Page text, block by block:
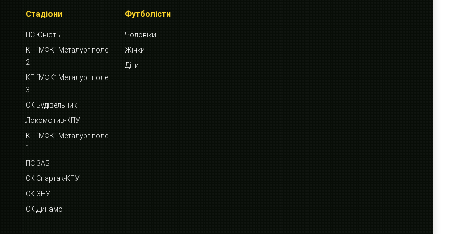
Стадіони
ПС Юність
КП “МФК” Металург поле
2
КП “МФК” Металург поле
3
СК Будівельник
Локомотив-КПУ
КП “МФК” Металург поле
1
ПС ЗАБ
СК Спартак-КПУ
СК ЗНУ
СК Динамо
Футболісти
Чоловіки
Жінки
Діти